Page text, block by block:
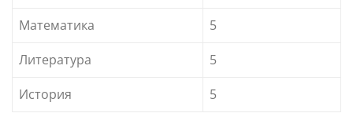
Математика
5
Литература
5
История
5